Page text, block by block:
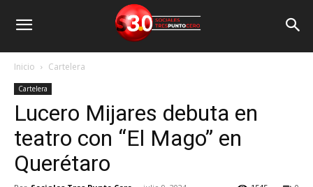
Inicio Cartelera
Cartelera
Lucero Mijares debuta en
teatro con “El Mago” en
Querétaro